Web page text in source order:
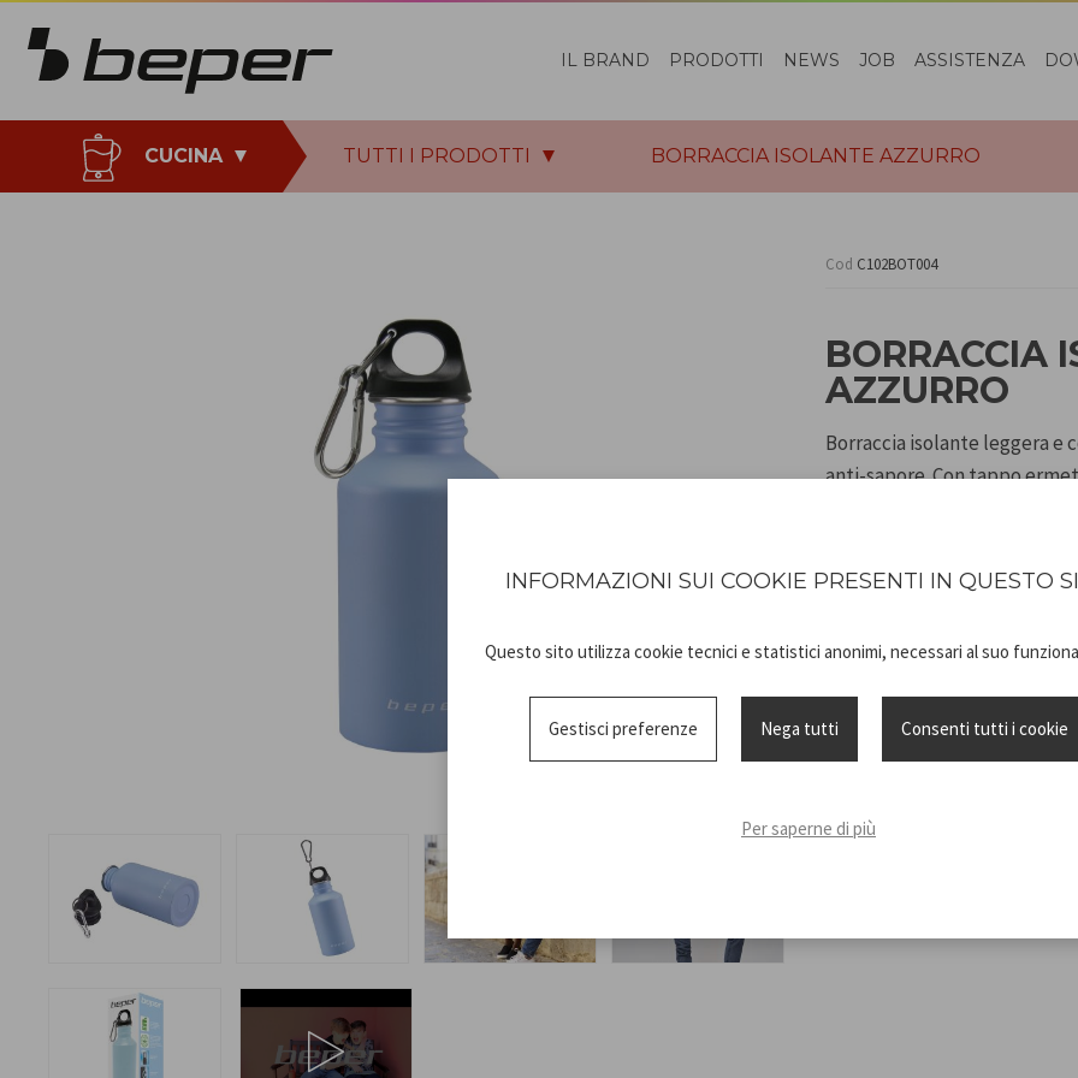
IL BRAND PRODOTTI NEWS JOB ASSISTENZA
CUCINA TUTTI I PRODOTTI BORRACCIA ISOLANTE AZZURRO
Cod C102BOT004
BORRACCIA
AZZURRO
Borraccia isolante leggera e
anti-sapore. Con tappo
Scheda
C102BOT004_
INFORMAZIONI SUI COOKIE PRESENTI IN QUESTO
Questo sito utilizza cookie tecnici e statistici anonimi, necessari al suo
Gestisci preferenze Nega tutti Consenti tutti i cookie
Per saperne di più